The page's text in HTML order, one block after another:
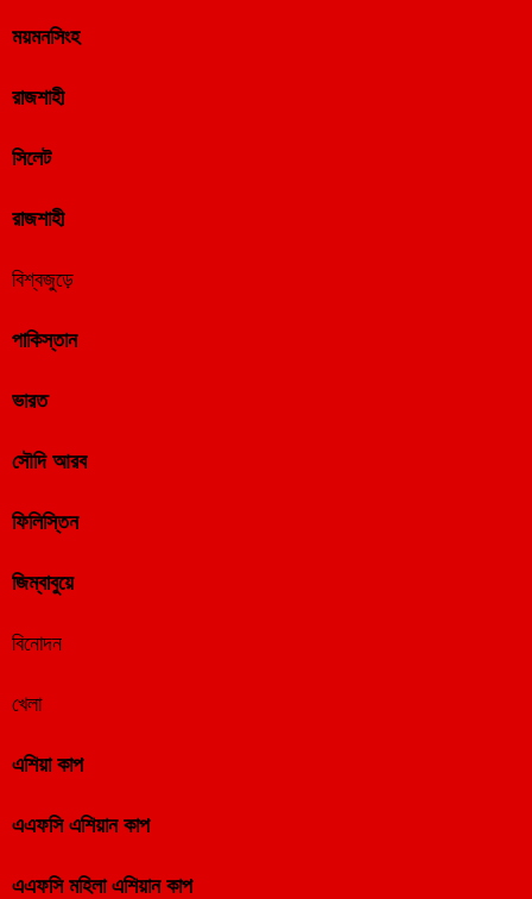
ময়মনসিংহ
রাজশাহী
সিলেট
রাজশাহী
বিশ্বজুড়ে
পাকিস্তান
ভারত
সৌদি আরব
ফিলিস্তিন
জিম্বাবুয়ে
বিনোদন
খেলা
এশিয়া কাপ
এএফসি এশিয়ান কাপ
এএফসি মহিলা এশিয়ান কাপ